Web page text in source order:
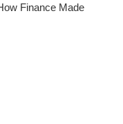
Finance Made